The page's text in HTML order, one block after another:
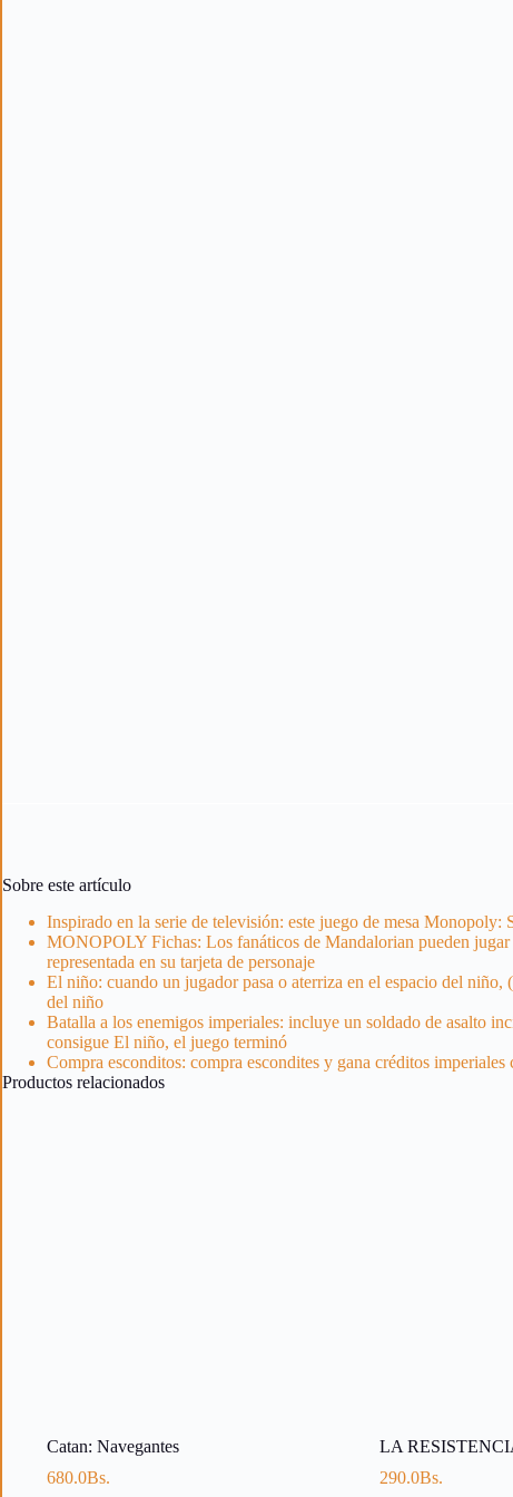
Sobre este artículo
Inspirado en la serie de televisión: este juego de mesa
MONOPOLY Fichas: Los fanáticos de Mandalorian pueden
representada en su tarjeta de personaje
El niño: cuando un jugador pasa o aterriza en el espacio del
del niño
Batalla a los enemigos imperiales: incluye un soldado de asalto
consigue El niño, el juego terminó
Compra esconditos: compra escondites y gana créditos
Productos relacionados
Catan: Navegantes
680.0Bs.
LA
290.0Bs.